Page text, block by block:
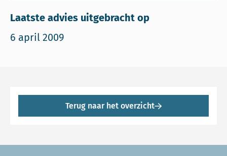
Laatste advies uitgebracht op
6 april 2009
Terug naar het overzicht